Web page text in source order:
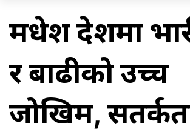
मधेश प्रदेशमा
र बाढीको उच्च
जोखिम,